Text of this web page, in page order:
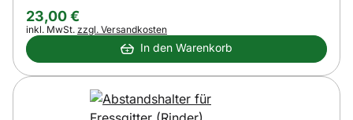
23,00€
Steuerhinweis:
inkl. MwSt. zzgl. Versandkosten
In den Warenkorb